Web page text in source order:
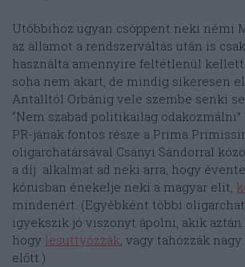
Utóbbihoz ugyan csöppent neki némi
az államot a rendszerváltás után is
használta amennyire feltétlenül
soha nem akart, de mindig sikeresen
Antalltól Orbánig vele szembe senki
“Nem szabad politikailag odakozmálni”
PR-jának fontos része a Prima
oligarchatársával Csányi Sándorral
a díj alkalmat ad neki arra, hogy
kórusban énekelje neki a magyar elit,
mindenért. (Egyébként többi
igyekszik jó viszonyt ápolni, akik
hogy lesuttyózzák, vagy tahózzák
előtt.)